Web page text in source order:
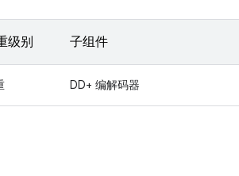
级别 子组件
DD+ 编解码器